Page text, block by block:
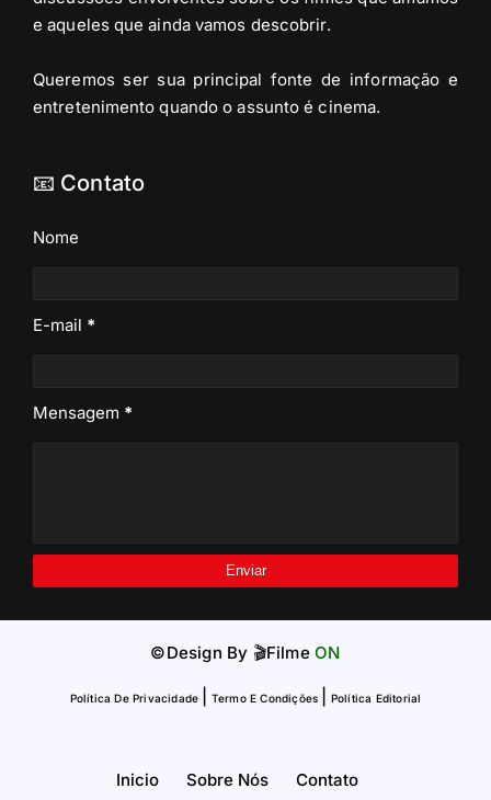
e aqueles que ainda vamos descobrir.
Queremos ser sua principal fonte de informação e
entretenimento quando o assunto é cinema.
📧 Contato
Nome
E-mail *
Mensagem *
©Design By 🎬Filme ON
Política De Privacidade Termo E Condições Política Editorial
Inicio Sobre Nós Contato